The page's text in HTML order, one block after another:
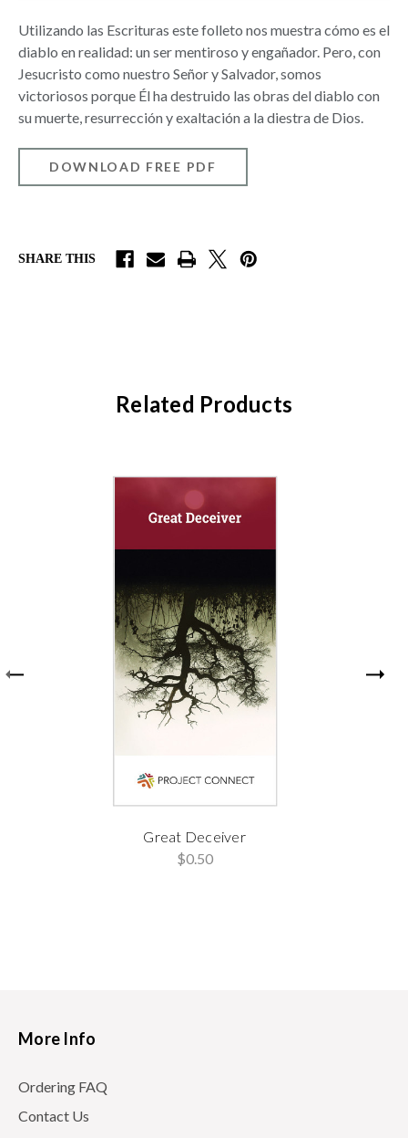
Utilizando las Escrituras este folleto nos muestra cómo es el
diablo en realidad: un ser mentiroso y engañador. Pero, con
Jesucristo como nuestro Señor y Salvador, somos
victoriosos porque Él ha destruido las obras del diablo con
su muerte, resurrección y exaltación a la diestra de Dios.
DOWNLOAD FREE PDF
SHARE THIS
Related Products
Great Deceiver
$0.50
More Info
Ordering FAQ
Contact Us